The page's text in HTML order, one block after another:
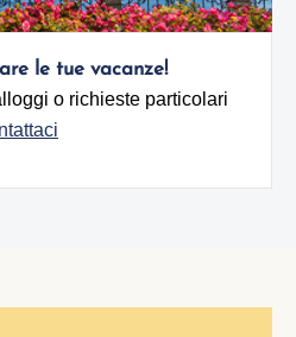
le tue vacanze!
o richieste particolari